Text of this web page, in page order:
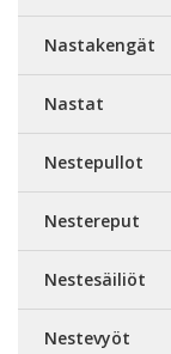
Nastakengät
Nastat
Nestepullot
Nestereput
Nestesäiliöt
Nestevyöt